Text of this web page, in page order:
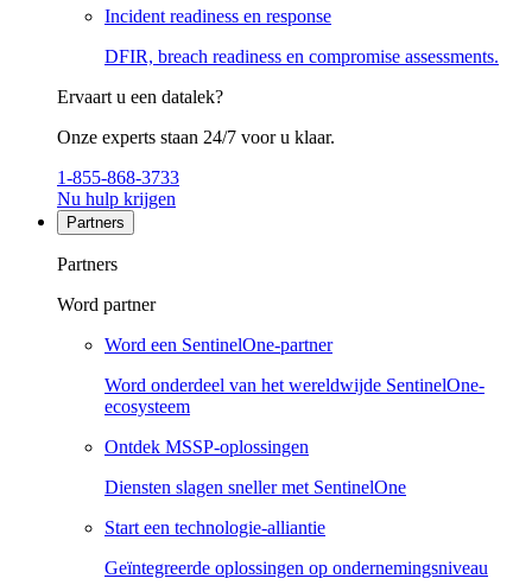
Incident readiness en response
DFIR, breach readiness en compromise assessments.
Ervaart u een datalek?
Onze experts staan 24/7 voor u klaar.
1-855-868-3733
Nu hulp krijgen
Partners
Partners
Word partner
Word een SentinelOne-partner
Word onderdeel van het wereldwijde SentinelOne-
ecosysteem
Ontdek MSSP-oplossingen
Diensten slagen sneller met SentinelOne
Start een technologie-alliantie
Geïntegreerde oplossingen op ondernemingsniveau